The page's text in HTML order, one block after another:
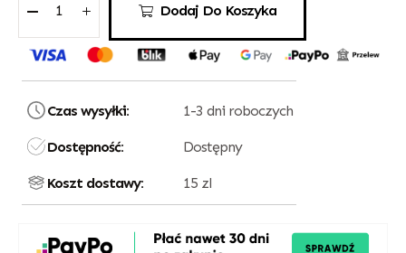
Dodaj Do Koszyka
Czas wysyłki: 1-3 dni roboczych
Dostępność: Dostępny
Koszt dostawy: 15 zl